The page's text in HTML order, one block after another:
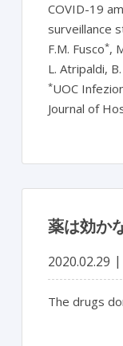
COVID-19
surveillance
F.M. Fusco*,
L. Atripaldi,
*UOC
Journal of
薬は効か
2020.02.29
The drugs